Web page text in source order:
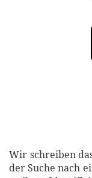
Wir schreiben
der Suche nach